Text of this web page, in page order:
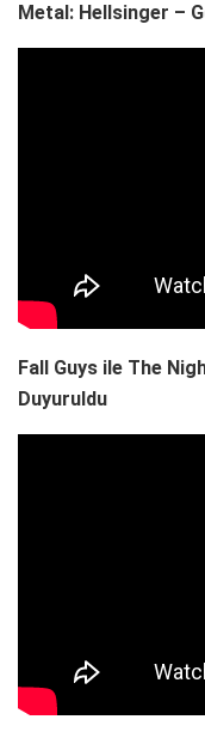
Metal: Hellsinger –
Fall Guys ile The
Duyuruldu